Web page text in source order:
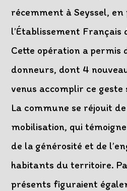
récemment à Seyssel,
l’Établissement Français
Cette opération a permis
donneurs, dont 4
venus accomplir ce geste
La commune se réjouit
mobilisation, qui
de la générosité et de
habitants du territoire.
présents figuraient